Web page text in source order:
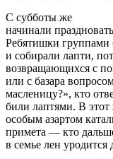
С субботы же
начинали
Ребятишки группами
и собирали лапти,
возвращающихся с
или с базара
масленицу?», кто
били лаптями. В этот
особым азартом
примета — кто
в семье лен уродится